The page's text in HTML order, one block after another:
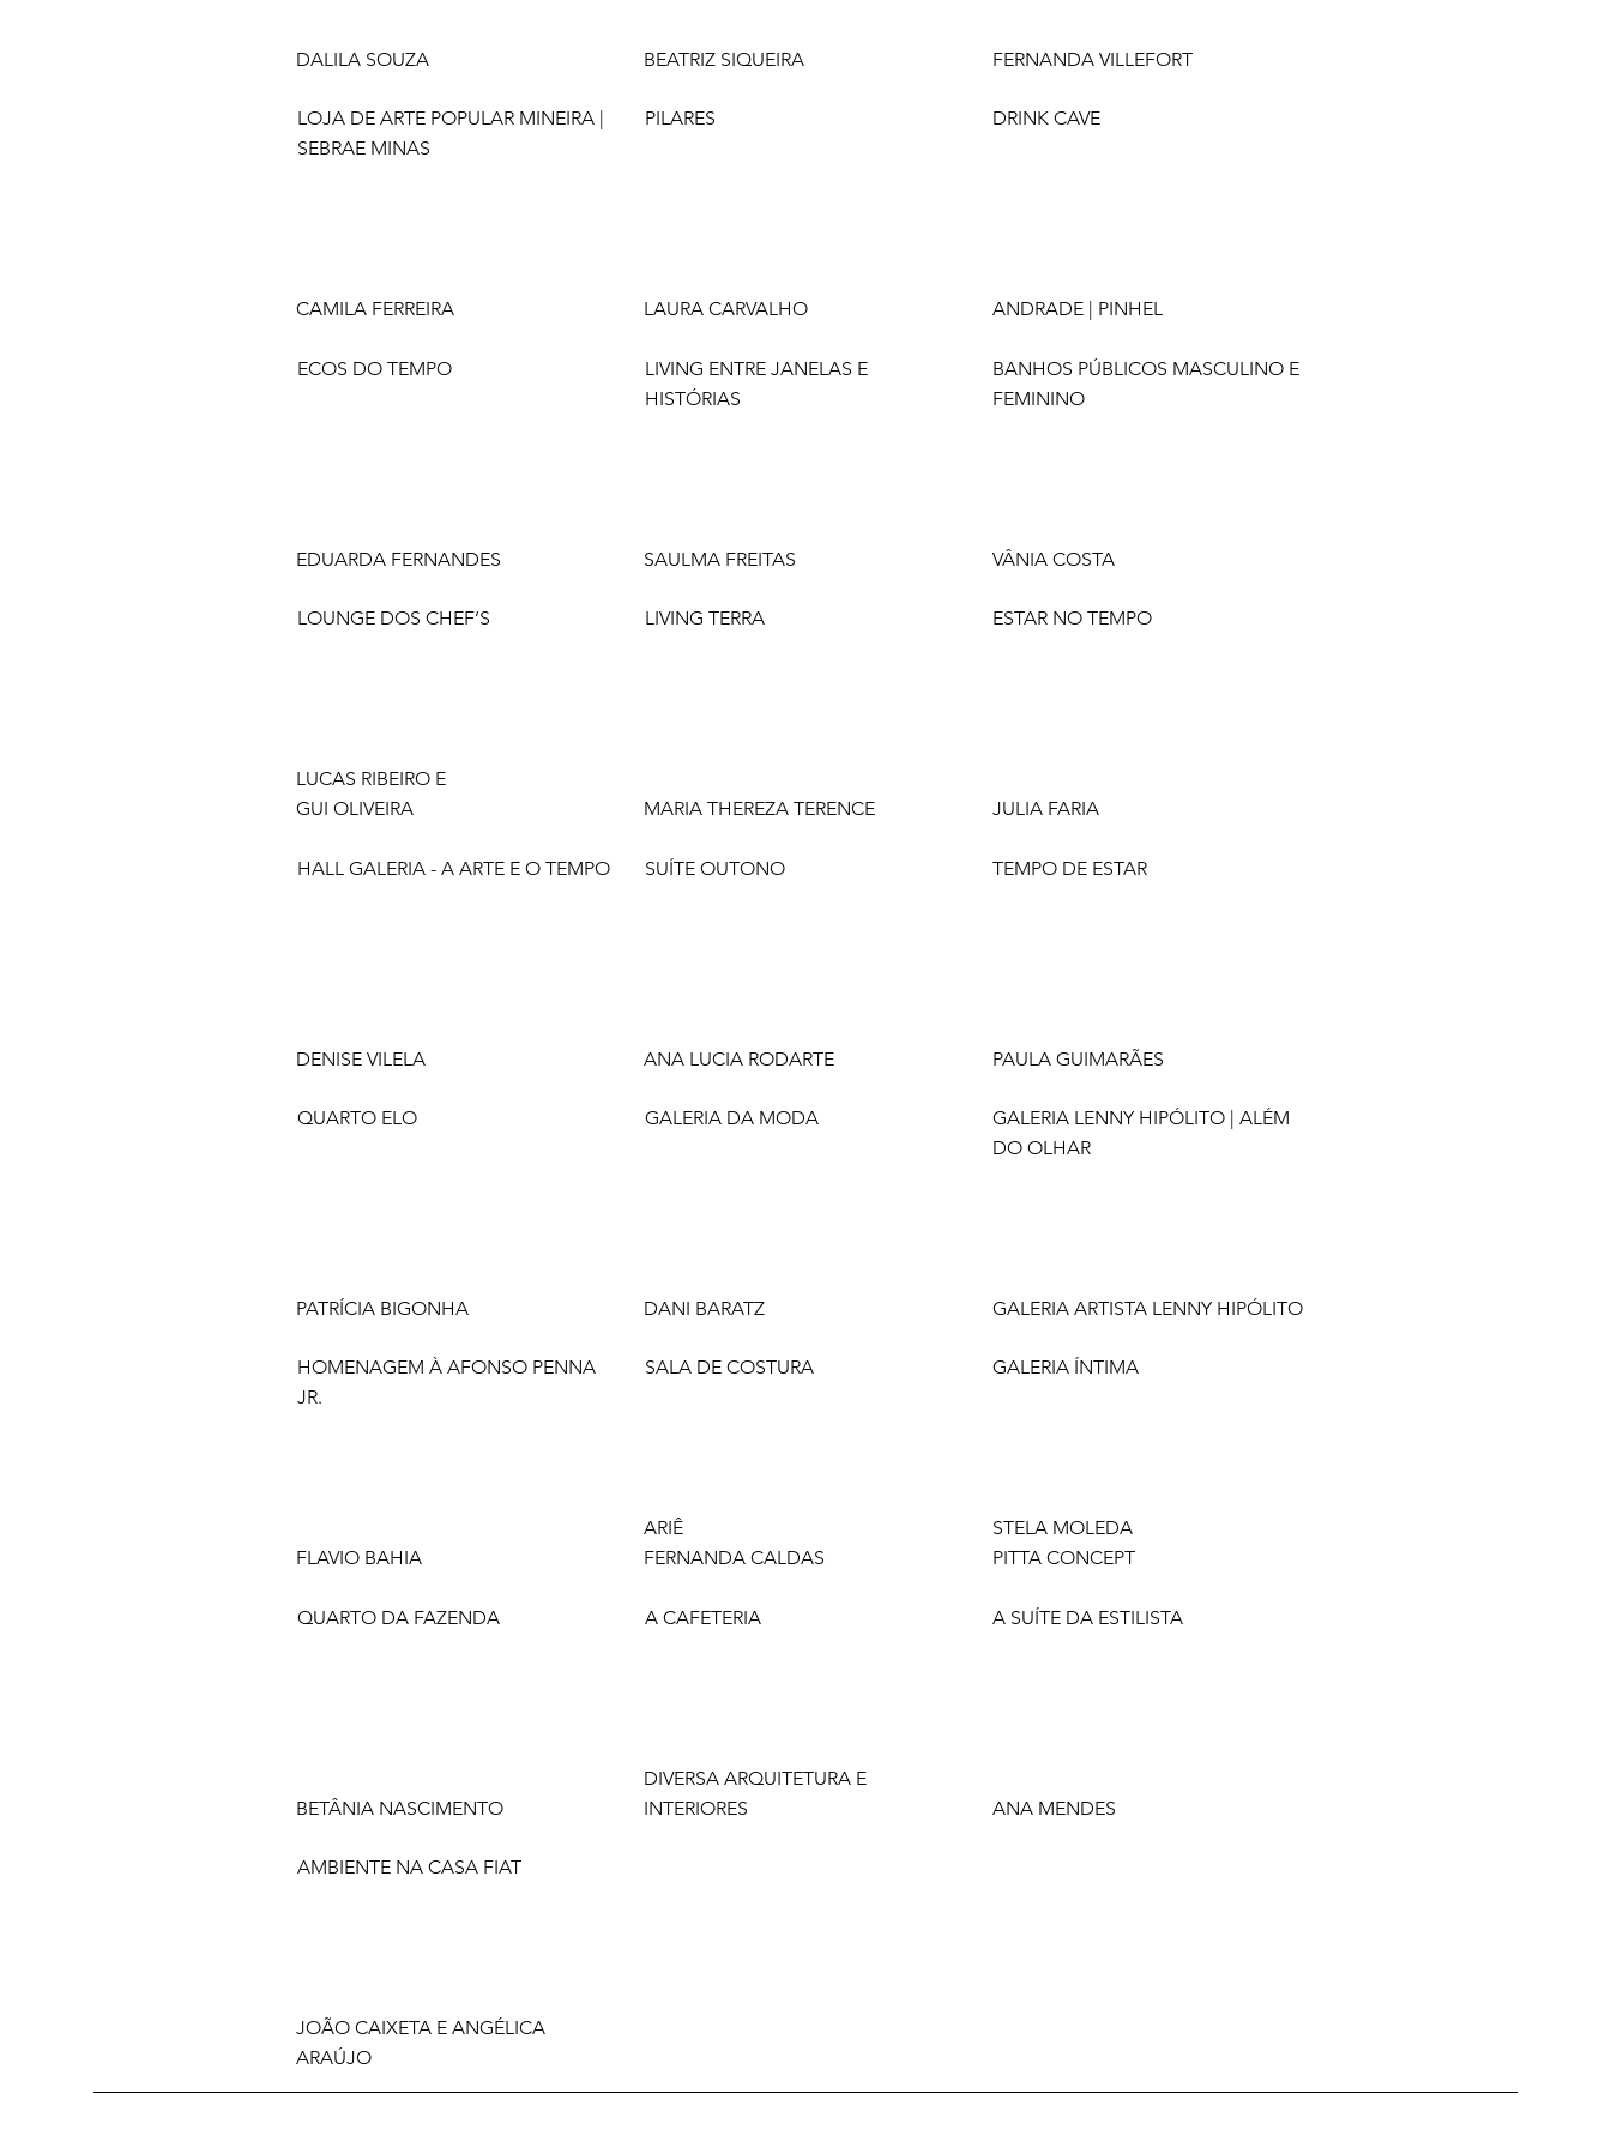
DALILA SOUZA BEATRIZ SIQUEIRA FERNANDA VILLEFORT
LOJA DE ARTE POPULAR MINEIRA |
SEBRAE MINAS
CAMILA FERREIRA
PILARES
LAURA CARVALHO
DRINK CAVE
ANDRADE | PINHEL
ECOS DO TEMPO
EDUARDA FERNANDES
LIVING ENTRE JANELAS E
HISTÓRIAS
SAULMA FREITAS
BANHOS PÚBLICOS MASCULINO E
FEMININO
VÂNIA COSTA
LOUNGE DOS CHEF’S
LUCAS RIBEIRO E
GUI OLIVEIRA
LIVING TERRA
MARIA THEREZA TERENCE
ESTAR NO TEMPO
JULIA FARIA
HALL GALERIA - A ARTE E O TEMPO
DENISE VILELA
SUÍTE OUTONO
ANA LUCIA RODARTE
TEMPO DE ESTAR
PAULA GUIMARÃES
QUARTO ELO
PATRÍCIA BIGONHA
GALERIA DA MODA
DANI BARATZ
GALERIA LENNY HIPÓLITO | ALÉM
DO OLHAR
GALERIA ARTISTA LENNY HIPÓLITO
HOMENAGEM À AFONSO PENNA
JR.
FLAVIO BAHIA
SALA DE COSTURA
ARIÊ
FERNANDA CALDAS
GALERIA ÍNTIMA
STELA MOLEDA
PITTA CONCEPT
QUARTO DA FAZENDA
BETÂNIA NASCIMENTO
A CAFETERIA
DIVERSA ARQUITETURA E
INTERIORES
A SUÍTE DA ESTILISTA
ANA MENDES
AMBIENTE NA CASA FIAT
JOÃO CAIXETA E ANGÉLICA
ARAÚJO